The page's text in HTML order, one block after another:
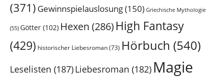
(371) Gewinnspielauslosung(150) Griechische Mythologie
(55) Götter (102) Hexen (286) High Fantasy
(429) historischer Liebesroman(73) Hörbuch (540)
Leselisten (187)Liebesroman (182) Magie